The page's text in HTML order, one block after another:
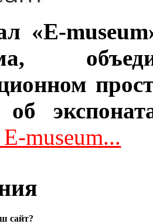
«E-
об
museum...
сайт?